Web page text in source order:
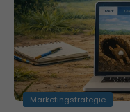
Marketingstrategie